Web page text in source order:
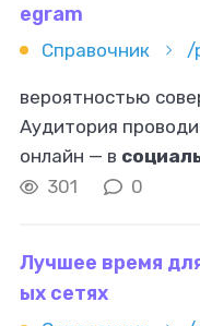
egram
Справочник
вероятностью
Аудитория
онлайн — в
открывают
301 0
Лучшее время
ых сетях